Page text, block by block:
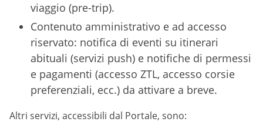
viaggio (pre-trip).
Contenuto amministrativo e ad accesso
riservato: notifica di eventi su itinerari
abituali (servizi push) e notifiche di permessi
e pagamenti (accesso ZTL, accesso corsie
preferenziali, ecc.) da attivare a breve.
Altri servizi, accessibili dal Portale, sono: